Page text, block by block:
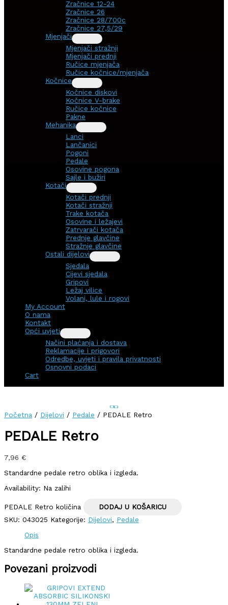
Zračnice 12-24
Zračnice 26
Zračnice 28/700c
Zračnice 27,5/29
Mjenjači
Mjenjači stražnji
Mjenjači prednji
Ručice mjenjača
Ručice kočnice/mjenjača
Kočnice
Kočnice diskovi
Kočnice V-brake
Ručice kočnice
Pakne
Mehanika
Lanci
Lančanici
Pogoni
Pedale
Osovine pogona
Sajle i bužiri
Kotači
Kotači prednji
Kotači stražnji
Trake kotača
Osovine i ležajevi
Zatrvarači kotača
Prednje glavčine
Stražnje glavčine
Ostali dijelovi
Sjedala
Cijevi sjedala
Gripovi
Ležaj vilice
Volani, lule i rogovi
My Account
O nama
Kontakt
Opći uvjeti
Načini plaćanja i dostava
Reklamacije i prigovori
Odredbe, uvjeti i pravila privatnosti
Osnovni podaci
Cart
Početna / Dijelovi / Pedale / PEDALE Retro
PEDALE Retro
7,96 €
Standardne pedale retro oblika i izgleda.
Availability: Na zalihi
PEDALE Retro količina
DODAJ U KOŠARICU
SKU: 043025 Kategorije: Dijelovi, Pedale
Opis
Standardne pedale retro oblika i izgleda.
Povezani proizvodi